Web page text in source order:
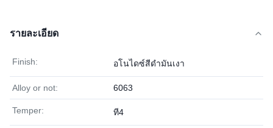
รายละเอียด
Finish: อโนไดซ์สีดำมันเงา
Alloy or not: 6063
Temper: ที4